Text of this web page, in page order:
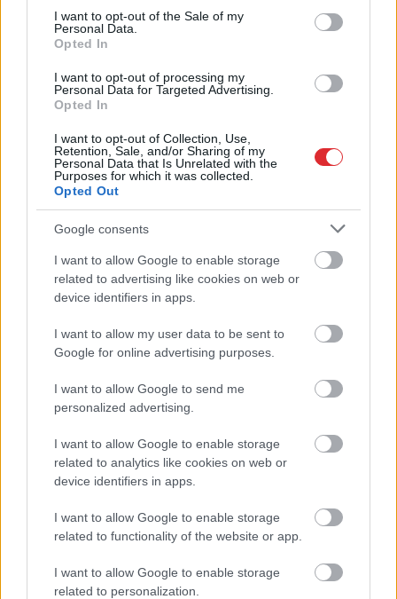
consent section.
I want to opt-out of the Sale of my
Personal Data.
Opted In
I want to opt-out of processing my
Personal Data for Targeted Advertising.
Opted In
I want to opt-out of Collection, Use,
Retention, Sale, and/or Sharing of my
Personal Data that Is Unrelated with the
Purposes for which it was collected.
Opted Out
Google consents
I want to allow Google to enable storage
related to advertising like cookies on web or
device identifiers in apps.
I want to allow my user data to be sent to
Google for online advertising purposes.
I want to allow Google to send me
personalized advertising.
I want to allow Google to enable storage
related to analytics like cookies on web or
device identifiers in apps.
I want to allow Google to enable storage
related to functionality of the website or app.
I want to allow Google to enable storage
related to personalization.
Pūce apturējis Salacgrīvas novada
pašvaldības teritorijas plānojumu
Salacgrīvas ostā ilgs dienām
VairumsSalacgrīvas iedzīvotāju
neatbalsta apvienošanu ar Alojas
Papīrmalkas kravu pārkraušana
Salacgrīvā sarūk
VIDEO. Festivālu “Positivus”
Salacgrīvā apmeklējuši 15 000
Salacgrīvā dzēsts plašs meža
ugunsgrēks
Atcelt Ziņot